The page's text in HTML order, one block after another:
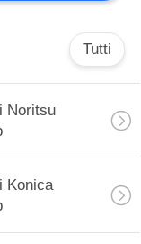
Tutti
Noritsu
Konica